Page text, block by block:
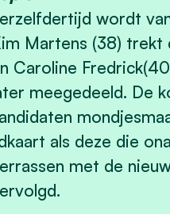
wordt
Martens (38) trekt
Caroline
meegedeeld. De
als deze die
met de